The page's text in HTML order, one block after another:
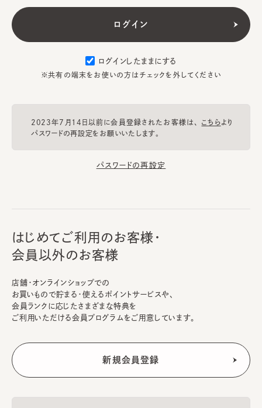
ログインしたままにする
※共有の端末をお使いの方はチェックを外してください
2023年7月14日以前に会員登録されたお客様は、 こちらより
パスワードの再設定をお願いいたします。
パスワードの再設定
はじめてご利用のお客様・
会員以外のお客様
店舗・オンラインショップでの
お買いもので貯まる・使えるポイントサービスや、
会員ランクに応じたさまざまな特典を
ご利用いただける会員プログラムをご用意しています。